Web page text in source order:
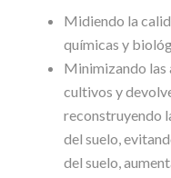
Midiendo la
químicas y
Minimizando las
cultivos y
reconstruyendo
del suelo,
del suelo,